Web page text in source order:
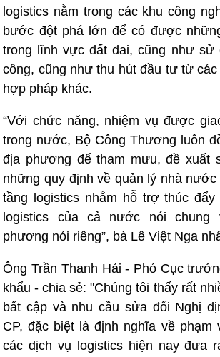
logistics nằm trong các khu công
bước đột phá lớn để có được
trong lĩnh vực đất đai, cũng như sử
công, cũng như thu hút đầu tư từ
hợp pháp khác.
“Với chức năng, nhiệm vụ được
trong nước, Bộ Công Thương luôn
địa phương để tham mưu, đề xuất
những quy định về quản lý nhà
tầng logistics nhằm hỗ trợ thúc
logistics của cả nước nói
phương nói riêng”, bà Lê Việt Nga
Ông Trần Thanh Hải - Phó Cục
khẩu - chia sẻ: "Chúng tôi thấy rất
bất cập và nhu cầu sửa đổi Nghị
CP, đặc biệt là định nghĩa về phạm
các dịch vụ logistics hiện nay đưa